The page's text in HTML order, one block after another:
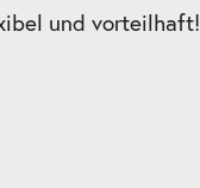
und vorteilhaft!